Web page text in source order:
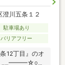
澄川五条１２
駐車場あり
バリアフリー
丁目』のオ
‥…━━━☆○四